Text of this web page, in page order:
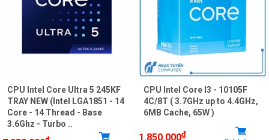
CPU Intel Core Ultra 5 245KF
TRAY NEW (Intel LGA1851 - 14
Core - 14 Thread - Base
3.6Ghz - Turbo ..
CPU Intel Core I3 - 10105F
4C/8T ( 3.7GHz up to 4.4GHz,
6MB Cache, 65W )
1.850.000₫